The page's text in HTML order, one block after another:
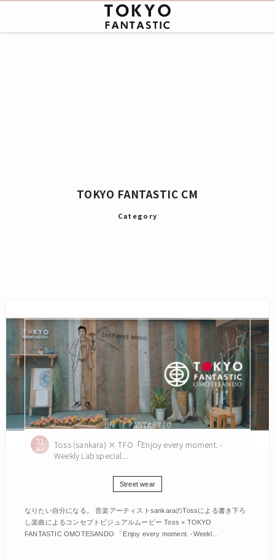
TOKYO FANTASTIC CM
Category
31
Jul
Toss (sankara) × TFO「Enjoy every moment. -
Weekly Lab special...
Street wear
なりたい自分になる。 音楽アーティストsankaraのTossによる書き下ろ
し楽曲によるコンセプトビジュアルムービー Toss × TOKYO
FANTASTIC OMOTESANDO 「Enjoy every moment. -Weekl...